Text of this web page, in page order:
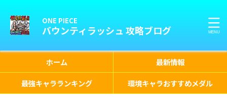
ONE PIECE
バウンティラッシュ 攻略ブログ
ホーム
最新情報
最強キャラランキング
環境キャラおすすめメダル